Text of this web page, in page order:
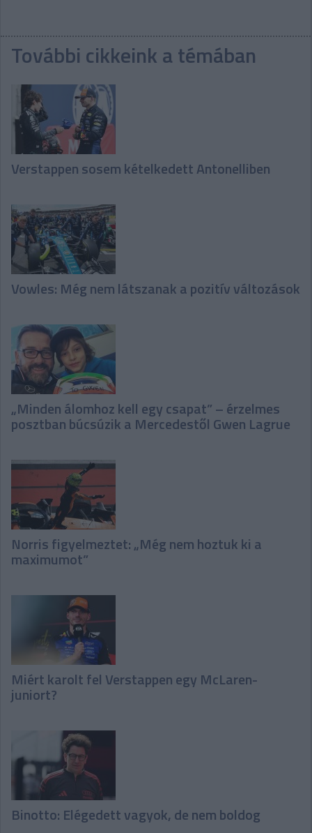
További cikkeink a témában
Verstappen sosem kételkedett Antonelliben
Vowles: Még nem látszanak a pozitív változások
„Minden álomhoz kell egy csapat” – érzelmes
posztban búcsúzik a Mercedestől Gwen Lagrue
Norris figyelmeztet: „Még nem hoztuk ki a
maximumot”
Miért karolt fel Verstappen egy McLaren-
juniort?
Binotto: Elégedett vagyok, de nem boldog